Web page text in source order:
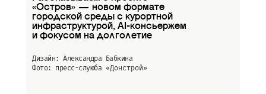
«Остров» — новом формате
городской среды с курортной
инфраструктурой, AI-консьержем
и фокусом на долголетие
Дизайн: Александра Бабкина
Фото: пресс-слуюба «Донстрой»